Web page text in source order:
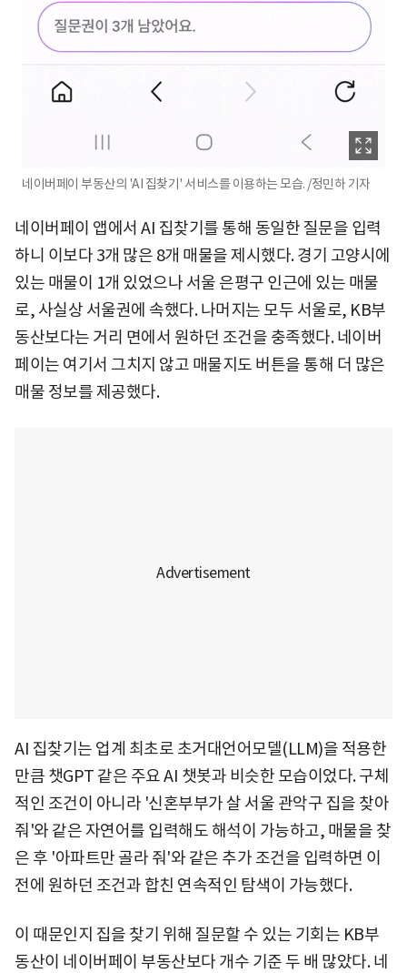
네이버페이 부동산의 'AI 집찾기' 서비스를 이용하는 모습. /정민하 기자
네이버페이 앱에서 AI 집찾기를 통해 동일한 질문을 입력
하니 이보다 3개 많은 8개 매물을 제시했다. 경기 고양시에
있는 매물이 1개 있었으나 서울 은평구 인근에 있는 매물
로, 사실상 서울권에 속했다. 나머지는 모두 서울로, KB부
동산보다는 거리 면에서 원하던 조건을 충족했다. 네이버
페이는 여기서 그치지 않고 매물지도 버튼을 통해 더 많은
매물 정보를 제공했다.
AI 집찾기는 업계 최초로 초거대언어모델(LLM)을 적용한
만큼 챗GPT 같은 주요 AI 챗봇과 비슷한 모습이었다. 구체
적인 조건이 아니라 '신혼부부가 살 서울 관악구 집을 찾아
줘'와 같은 자연어를 입력해도 해석이 가능하고, 매물을 찾
은 후 '아파트만 골라 줘'와 같은 추가 조건을 입력하면 이
전에 원하던 조건과 합친 연속적인 탐색이 가능했다.
이 때문인지 집을 찾기 위해 질문할 수 있는 기회는 KB부
동산이 네이버페이 부동산보다 개수 기준 두 배 많았다. 네